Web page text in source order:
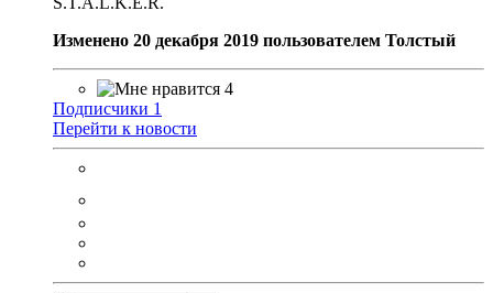
Изменено 20 декабря 2019 пользователем Толстый
4
Подписчики 1
Перейти к новости